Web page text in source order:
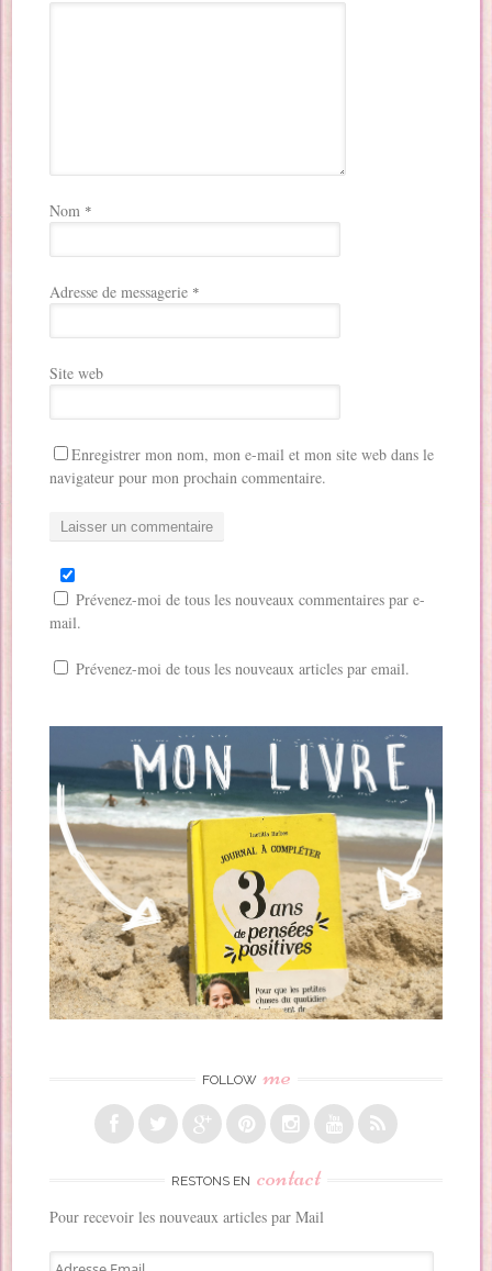
Nom *
Adresse de messagerie *
Site web
Enregistrer mon nom, mon e-mail et mon site web dans le
navigateur pour mon prochain commentaire.
Prévenez-moi de tous les nouveaux commentaires par e-
mail.
Prévenez-moi de tous les nouveaux articles par email.
FOLLOW me
RESTONS EN contact
Pour recevoir les nouveaux articles par Mail
A